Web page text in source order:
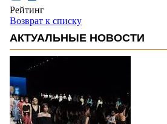
Рейтинг
Возврат к списку
АКТУАЛЬНЫЕ НОВОСТИ